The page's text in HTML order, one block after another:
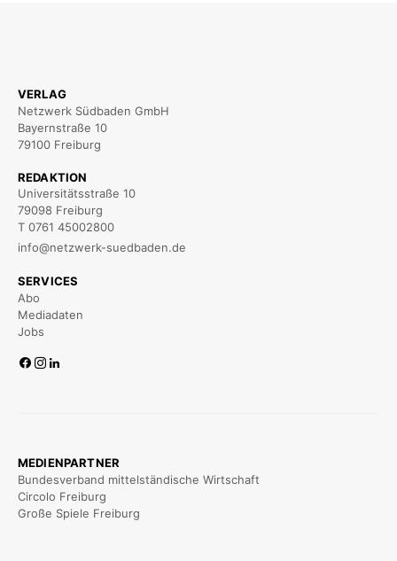
VERLAG
Netzwerk Südbaden GmbH
Bayernstraße 10
79100 Freiburg
REDAKTION
Universitätsstraße 10
79098 Freiburg
T 0761 45002800
info@netzwerk-suedbaden.de
SERVICES
Abo
Mediadaten
Jobs
MEDIENPARTNER
Bundesverband mittelständische Wirtschaft
Circolo Freiburg
Große Spiele Freiburg